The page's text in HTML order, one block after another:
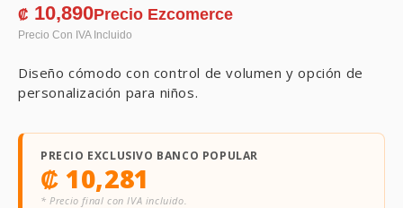
₡ 10,890
Diseño cómodo con control de volumen y opción de
personalización para niños.
PRECIO EXCLUSIVO BANCO POPULAR
₡ 10,281
* Precio final con IVA incluido.